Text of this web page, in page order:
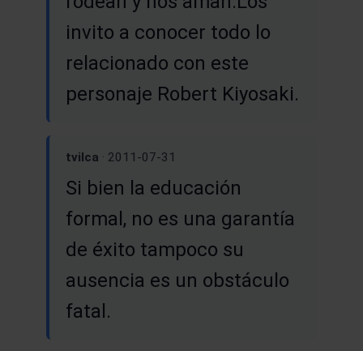
invito a conocer todo lo
relacionado con este
personaje Robert Kiyosaki.
tvilca · 2011-07-31
Si bien la educación
formal, no es una garantía
de éxito tampoco su
ausencia es un obstáculo
fatal.